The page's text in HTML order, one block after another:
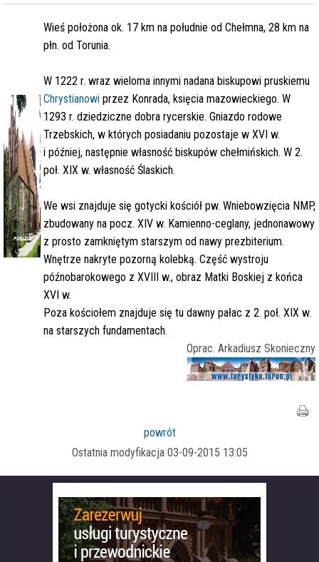
Wieś położona ok. 17 km na południe od Chełmna, 28 km na
płn. od Torunia.
W 1222 r. wraz wieloma innymi nadana biskupowi pruskiemu
Chrystianowi przez Konrada, księcia mazowieckiego. W
1293 r. dziedziczne dobra rycerskie. Gniazdo rodowe
Trzebskich, w których posiadaniu pozostaje w XVI w.
i później, następnie własność biskupów chełmińskich. W 2.
poł. XIX w. własność Ślaskich.
We wsi znajduje się gotycki kościół pw. Wniebowzięcia NMP,
zbudowany na pocz. XIV w. Kamienno-ceglany, jednonawowy
z prosto zamkniętym starszym od nawy prezbiterium.
Wnętrze nakryte pozorną kolebką. Część wystroju
późnobarokowego z XVIII w., obraz Matki Boskiej z końca
XVI w.
Poza kościołem znajduje się tu dawny pałac z 2. poł. XIX w.
na starszych fundamentach.
Oprac. Arkadiusz Skonieczny
powrót
Ostatnia modyfikacja 03-09-2015 13:05